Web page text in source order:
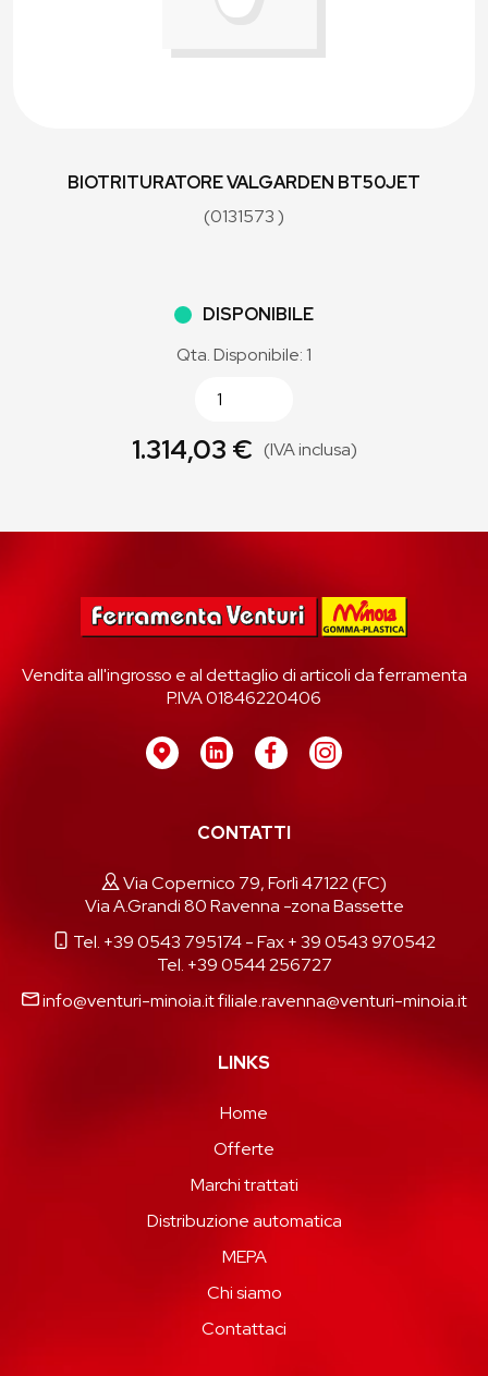
BIOTRITURATORE VALGARDEN BT50JET
(0131573 )
DISPONIBILE
Qta. Disponibile: 1
1.314,03 € (IVA inclusa)
Vendita all'ingrosso e al dettaglio di articoli da ferramenta
P.IVA 01846220406
CONTATTI
Via Copernico 79, Forlì 47122 (FC)
Via A.Grandi 80 Ravenna -zona Bassette
Tel. +39 0543 795174- Fax + 39 0543 970542
Tel. +39 0544 256727
info@venturi-minoia.itfiliale.ravenna@venturi-minoia.it
LINKS
Home
Offerte
Marchi trattati
Distribuzione automatica
MEPA
Chi siamo
Contattaci